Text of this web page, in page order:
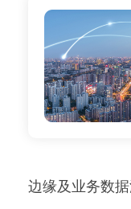
边缘及业务数